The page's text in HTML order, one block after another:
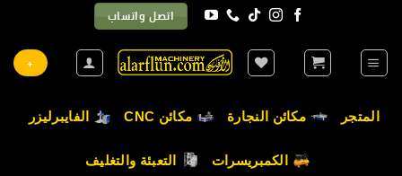
اتصل واتساب
+
المتجر مكائن النجارة مكائن CNC الفايبرليزر
الكمبريسرات التعبئة والتغليف